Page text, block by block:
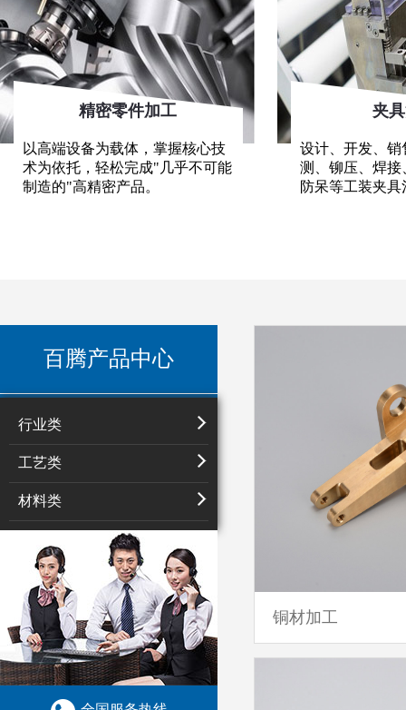
精密零件加工
以高端设备为载体，掌握核心技
术为依托，轻松完成"几乎不可能
制造的"高精密产品。
夹
设计、开发、
测、铆压、焊
防呆等工装夹具
百腾产品中心
行业类
工艺类
材料类
铜材加工